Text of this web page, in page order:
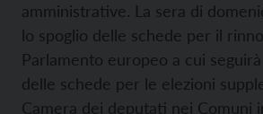
amministrative. La sera di
lo spoglio delle schede per il
Parlamento europeo a cui
delle schede per le elezioni
Camera dei deputati nei Comuni